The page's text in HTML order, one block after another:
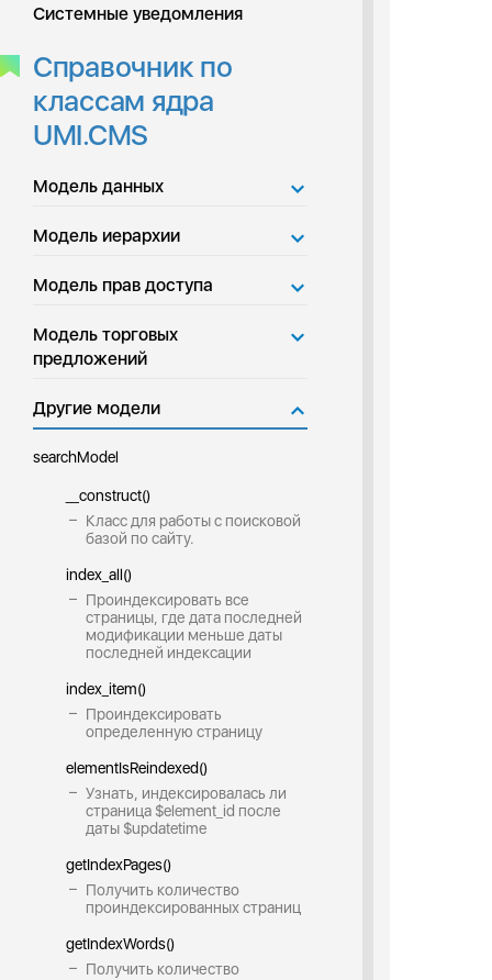
Системные уведомления
Справочник по
классам ядра
UMI.CMS
Модель данных
Модель иерархии
Модель прав доступа
Модель торговых
предложений
Другие модели
searchModel
__construct()
Класс для работы с поисковой
базой по сайту.
index_all()
Проиндексировать все
страницы, где дата последней
модификации меньше даты
последней индексации
index_item()
Проиндексировать
определенную страницу
elementIsReindexed()
Узнать, индексировалась ли
страница $element_id после
даты $updatetime
getIndexPages()
Получить количество
проиндексированных страниц
getIndexWords()
Получить количество